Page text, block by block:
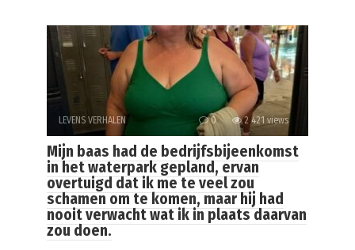
LEVENS VERHALEN 0 2 421 views
Mijn baas had de bedrijfsbijeenkomst
in het waterpark gepland, ervan
overtuigd dat ik me te veel zou
schamen om te komen, maar hij had
nooit verwacht wat ik in plaats daarvan
zou doen.